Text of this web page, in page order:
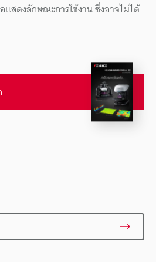
แสดงลักษณะการใช้งาน ซึ่งอาจไม่ได้